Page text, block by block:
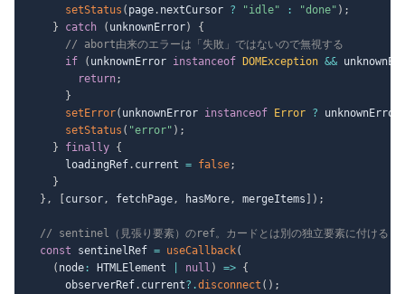
setStatus ( page. nextCursor ? "idle" : "done" ) ;
}
catch ( unknownError)
{
// abort由来のエラーは「失敗」ではないので無視する
if
( unknownError instanceof DOMException &&
return;
}
setError( unknownError instanceof Error ?
setStatus ( "error" ) ;
}
finally {
      loadingRef
. current = false;
}
} , cursor, fetchPage, hasMore, mergeItems ) ;
// sentinel（見張り要素）のref。カードとは別の独立要素に付ける
const sentinelRef = useCallback(
( node : HTMLElement null ) => {
      observerRef
. current?.disconnect ( ) ;